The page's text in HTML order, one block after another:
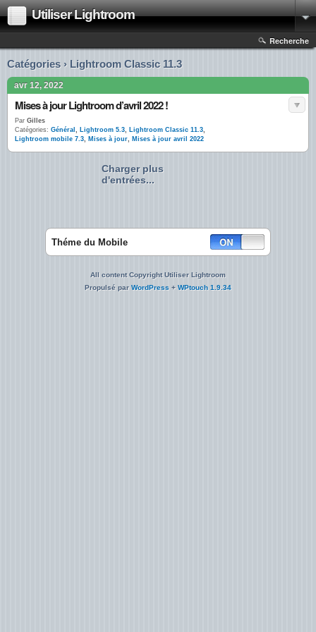
Utiliser Lightroom
Recherche
Catégories › Lightroom Classic 11.3
avr 12, 2022
Mises à jour Lightroom d’avril 2022 !
Par Gilles
Catégories: Général , Lightroom 5.3, Lightroom Classic 11.3,
Lightroom mobile 7.3, Mises à jour, Mises à jour avril 2022
Charger plus
d'entrées...
Théme du Mobile
All content Copyright Utiliser Lightroom
Propulsé parWordPress + WPtouch 1.9.34